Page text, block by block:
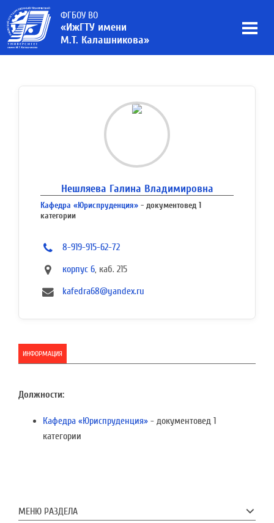
ФГБОУ ВО
«ИжГТУ имени
М.Т. Калашникова»
Нешляева Галина Владимировна
Кафедра «Юриспруденция» - документовед 1
категории
8-919-915-62-72
корпус 6, каб. 215
kafedra68@yandex.ru
ИНФОРМАЦИЯ
Должности:
Кафедра «Юриспруденция» - документовед 1
категории
МЕНЮ РАЗДЕЛА